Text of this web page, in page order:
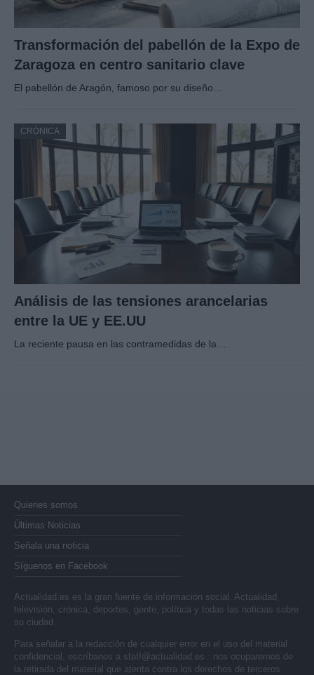
Transformación del pabellón de la Expo de
Zaragoza en centro sanitario clave
El pabellón de Aragón, famoso por su diseño…
CRÓNICA
Análisis de las tensiones arancelarias
entre la UE y EE.UU
La reciente pausa en las contramedidas de la…
Quienes somos
Últimas Noticias
Señala una noticia
Síguenos en Facebook
Actualidad.es es la gran fuente de información social. Actualidad,
televisión, crónica, deportes, gente, política y todas las noticias sobre
su ciudad.
Para señalar a la redacción de cualquier error en el uso del material
confidencial, escríbanos a staff@actualidad.es : nos ocuparemos de
la retirada del material que atenta contra los derechos de terceros.